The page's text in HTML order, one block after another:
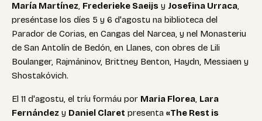
María Martínez, Frederieke Saeijs y Josefina Urraca,
preséntase los díes 5 y 6 d'agostu na biblioteca del
Parador de Corias, en Cangas del Narcea, y nel Monasteriu
de San Antolín de Bedón, en Llanes, con obres de Lili
Boulanger, Rajmáninov, Brittney Benton, Haydn, Messiaen y
Shostakóvich.
El 11 d'agostu, el tríu formáu por Maria Florea, Lara
Fernández y Daniel Claret presenta «The Rest is